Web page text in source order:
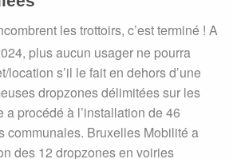
les trottoirs, c’est terminé ! A
plus aucun usager ne pourra
location s’il le fait en dehors d’une
dropzones délimitées sur les
procédé à l’installation de 46
communales. Bruxelles Mobilité a
des 12 dropzones en voiries